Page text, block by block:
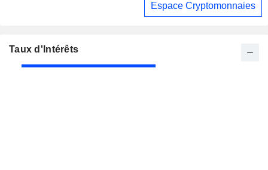
Espace Cryptomonnaies
Taux d'Intérêts